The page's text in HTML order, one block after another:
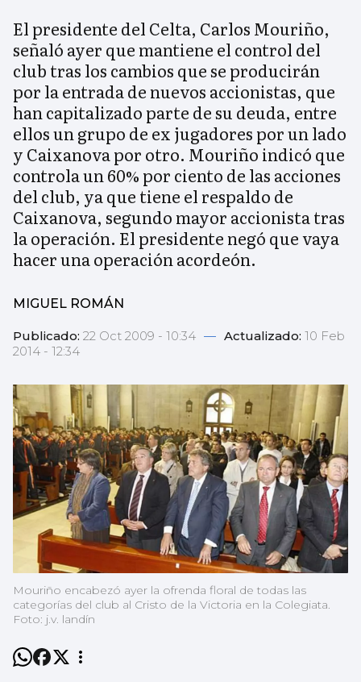
El presidente del Celta, Carlos Mouriño,
señaló ayer que mantiene el control del
club tras los cambios que se producirán
por la entrada de nuevos accionistas, que
han capitalizado parte de su deuda, entre
ellos un grupo de ex jugadores por un lado
y Caixanova por otro. Mouriño indicó que
controla un 60% por ciento de las acciones
del club, ya que tiene el respaldo de
Caixanova, segundo mayor accionista tras
la operación. El presidente negó que vaya
hacer una operación acordeón.
MIGUEL ROMÁN
Publicado: 22 Oct 2009 - 10:34 — Actualizado: 10 Feb
2014 - 12:34
Mouriño encabezó ayer la ofrenda floral de todas las
categorías del club al Cristo de la Victoria en la Colegiata.
Foto: j.v. landín